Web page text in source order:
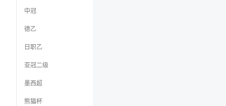
中冠
德乙
日职乙
亚冠二级
墨西超
熊猫杯